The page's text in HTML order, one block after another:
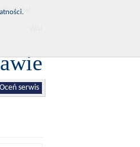
Polski
Oceń serwis
.